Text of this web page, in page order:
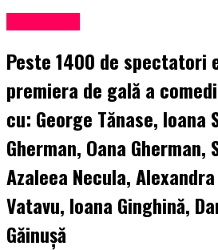
Peste 1400 de spectatori
premiera de gală a
cu: George Tănase, Ioana
Gherman, Oana Gherman,
Azaleea Necula,
Vatavu, Ioana Ginghină,
Găinușă